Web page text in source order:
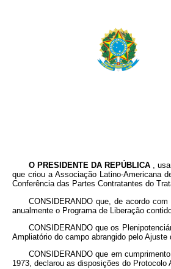
O PRESIDENTE DA REPÚBLICA ,
que criou a Associação Latino-Americana
Conferência das Partes Contratantes do
CONSIDERANDO que, de acordo
anualmente o Programa de Liberação
CONSIDERANDO que os
Ampliatório do campo abrangido pelo Ajuste
CONSIDERANDO que em
1973, declarou as disposições do